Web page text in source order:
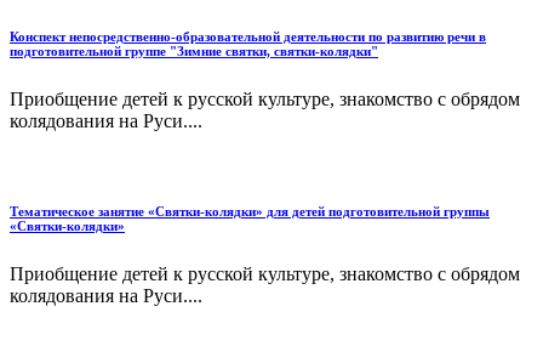
Конспект непосредственно-образовательной деятельности по развитию речи в
подготовительной группе "Зимние святки, святки-колядки"
Приобщение детей к русской культуре, знакомство с обрядом
колядования на Руси....
Тематическое занятие «Святки-колядки» для детей подготовительной группы
«Святки-колядки»
Приобщение детей к русской культуре, знакомство с обрядом
колядования на Руси....